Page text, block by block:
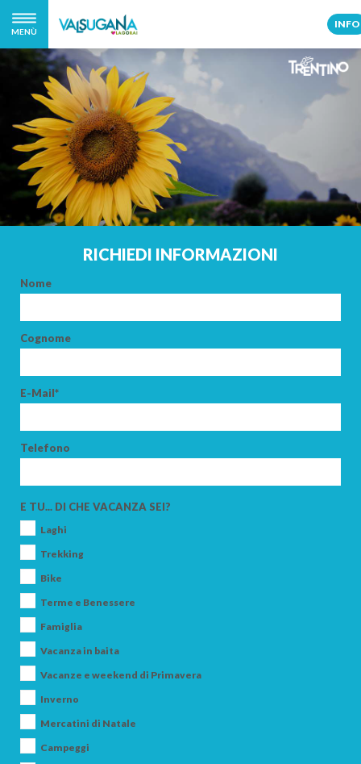
MENÙ
INFO
RICHIEDI INFORMAZIONI
Nome
Cognome
E-Mail*
Telefono
E TU... DI CHE VACANZA SEI?
Laghi
Trekking
Bike
Terme e Benessere
Famiglia
Vacanza in baita
Vacanze e weekend di Primavera
Inverno
Mercatini di Natale
Campeggi